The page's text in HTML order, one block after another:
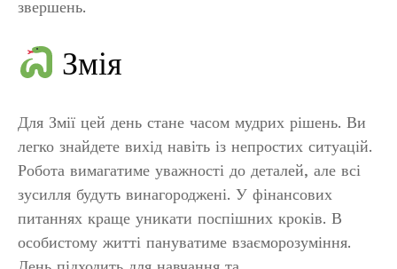
звершень.
Змія
Для Змії цей день стане часом мудрих рішень. Ви
легко знайдете вихід навіть із непростих ситуацій.
Робота вимагатиме уважності до деталей, але всі
зусилля будуть винагороджені. У фінансових
питаннях краще уникати поспішних кроків. В
особистому житті пануватиме взаєморозуміння.